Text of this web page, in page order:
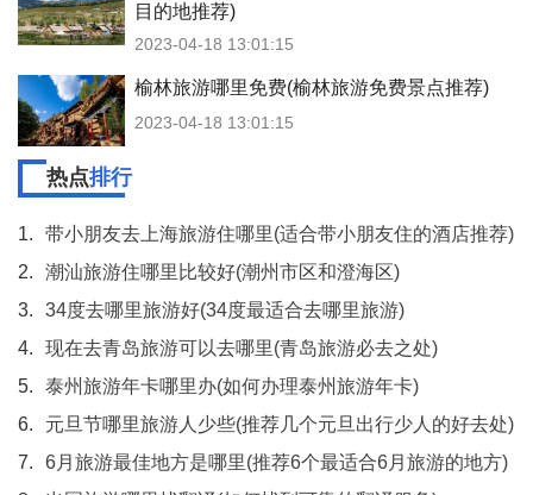
目的地推荐)
2023-04-18 13:01:15
榆林旅游哪里免费(榆林旅游免费景点推荐)
2023-04-18 13:01:15
热点排行
1.
带小朋友去上海旅游住哪里(适合带小朋友住的酒店推荐)
2.
潮汕旅游住哪里比较好(潮州市区和澄海区)
3.
34度去哪里旅游好(34度最适合去哪里旅游)
4.
现在去青岛旅游可以去哪里(青岛旅游必去之处)
5.
泰州旅游年卡哪里办(如何办理泰州旅游年卡)
6.
元旦节哪里旅游人少些(推荐几个元旦出行少人的好去处)
7.
6月旅游最佳地方是哪里(推荐6个最适合6月旅游的地方)